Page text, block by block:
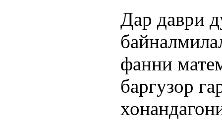
Дар даври
фанни
баргузор